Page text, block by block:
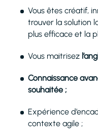
Vous êtes créatif,
trouver la solution
plus efficace et la
Vous maitrisez
Connaissance
souhaitée ;
Expérience
contexte agile ;